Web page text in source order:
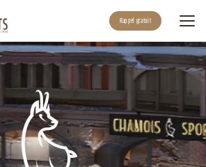
Rappel gratuit